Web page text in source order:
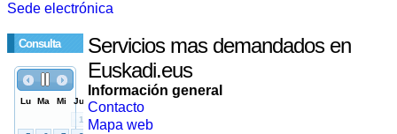
Sede electrónica
Consulta
Servicios mas demandados en
Euskadi.eus
Información general
Contacto
Mapa web